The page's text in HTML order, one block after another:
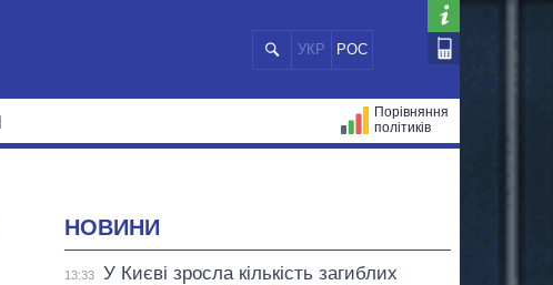
УКР РОС
Порівняння
політиків
НОВИНИ
13:33
У Києві зросла кількість загиблих